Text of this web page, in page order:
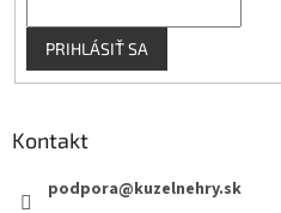
PRIHLÁSIŤ SA
Kontakt
podpora@kuzelnehry.sk